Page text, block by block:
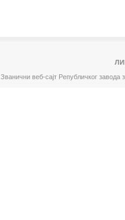
Званични веб-сајт Републичког